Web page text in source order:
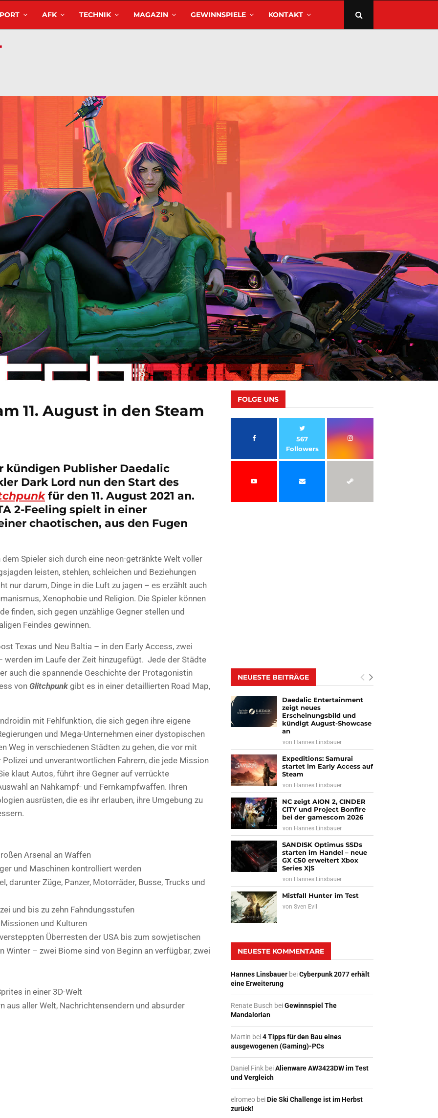
AFK TECHNIK MAGAZIN GEWINNSPIELE KONTAKT
11. August in den Steam
kündigen Publisher Daedalic
Dark Lord nun den Start des
für den 11. August 2021 an.
2-Feeling spielt in einer
chaotischen, aus den Fugen
Spieler sich durch eine neon-getränkte Welt voller
leisten, stehlen, schleichen und Beziehungen
nur darum, Dinge in die Luft zu jagen – es erzählt auch
Xenophobie und Religion. Die Spieler können
finden, sich gegen unzählige Gegner stellen und
Feindes gewinnen.
Texas und Neu Baltia – in den Early Access, zwei
im Laufe der Zeit hinzugefügt. Jede der Städte
auch die spannende Geschichte der Protagonistin
von Glitchpunk gibt es in einer detaillierten Road Map,
mit Fehlfunktion, die sich gegen ihre eigene
und Mega-Unternehmen einer dystopischen
Weg in verschiedenen Städten zu gehen, die vor mit
und unverantwortlichen Fahrern, die jede Mission
klaut Autos, führt ihre Gegner auf verrückte
an Nahkampf- und Fernkampfwaffen. Ihren
ausrüsten, die es ihr erlauben, ihre Umgebung zu
Arsenal an Waffen
und Maschinen kontrolliert werden
darunter Züge, Panzer, Motorräder, Busse, Trucks und
und bis zu zehn Fahndungsstufen
und Kulturen
Überresten der USA bis zum sowjetischen
Winter – zwei Biome sind von Beginn an verfügbar, zwei
in einer 3D-Welt
aus aller Welt, Nachrichtensendern und absurder
FOLGE UNS
567
Followers
NEUESTE BEITRÄGE
Daedalic Entertainment
zeigt neues
Erscheinungsbild und
kündigt August-Showcase
an
von Hannes Linsbauer
Expeditions: Samurai
startet im Early Access auf
Steam
von Hannes Linsbauer
NC zeigt AION 2, CINDER
CITY und Project Bonfire
bei der gamescom 2026
von Hannes Linsbauer
SANDISK Optimus SSDs
starten im Handel – neue
GX C50 erweitert Xbox
Series X|S
von Hannes Linsbauer
Mistfall Hunter im Test
vonSven Evil
NEUESTE KOMMENTARE
Hannes Linsbauer beiCyberpunk 2077 erhält
eine Erweiterung
Renate Busch beiGewinnspiel The
Mandalorian
Martin bei4 Tipps für den Bau eines
ausgewogenen (Gaming)-PCs
Daniel Fink beiAlienware AW3423DW im Test
und Vergleich
elromeo beiDie Ski Challenge ist im Herbst
zurück!